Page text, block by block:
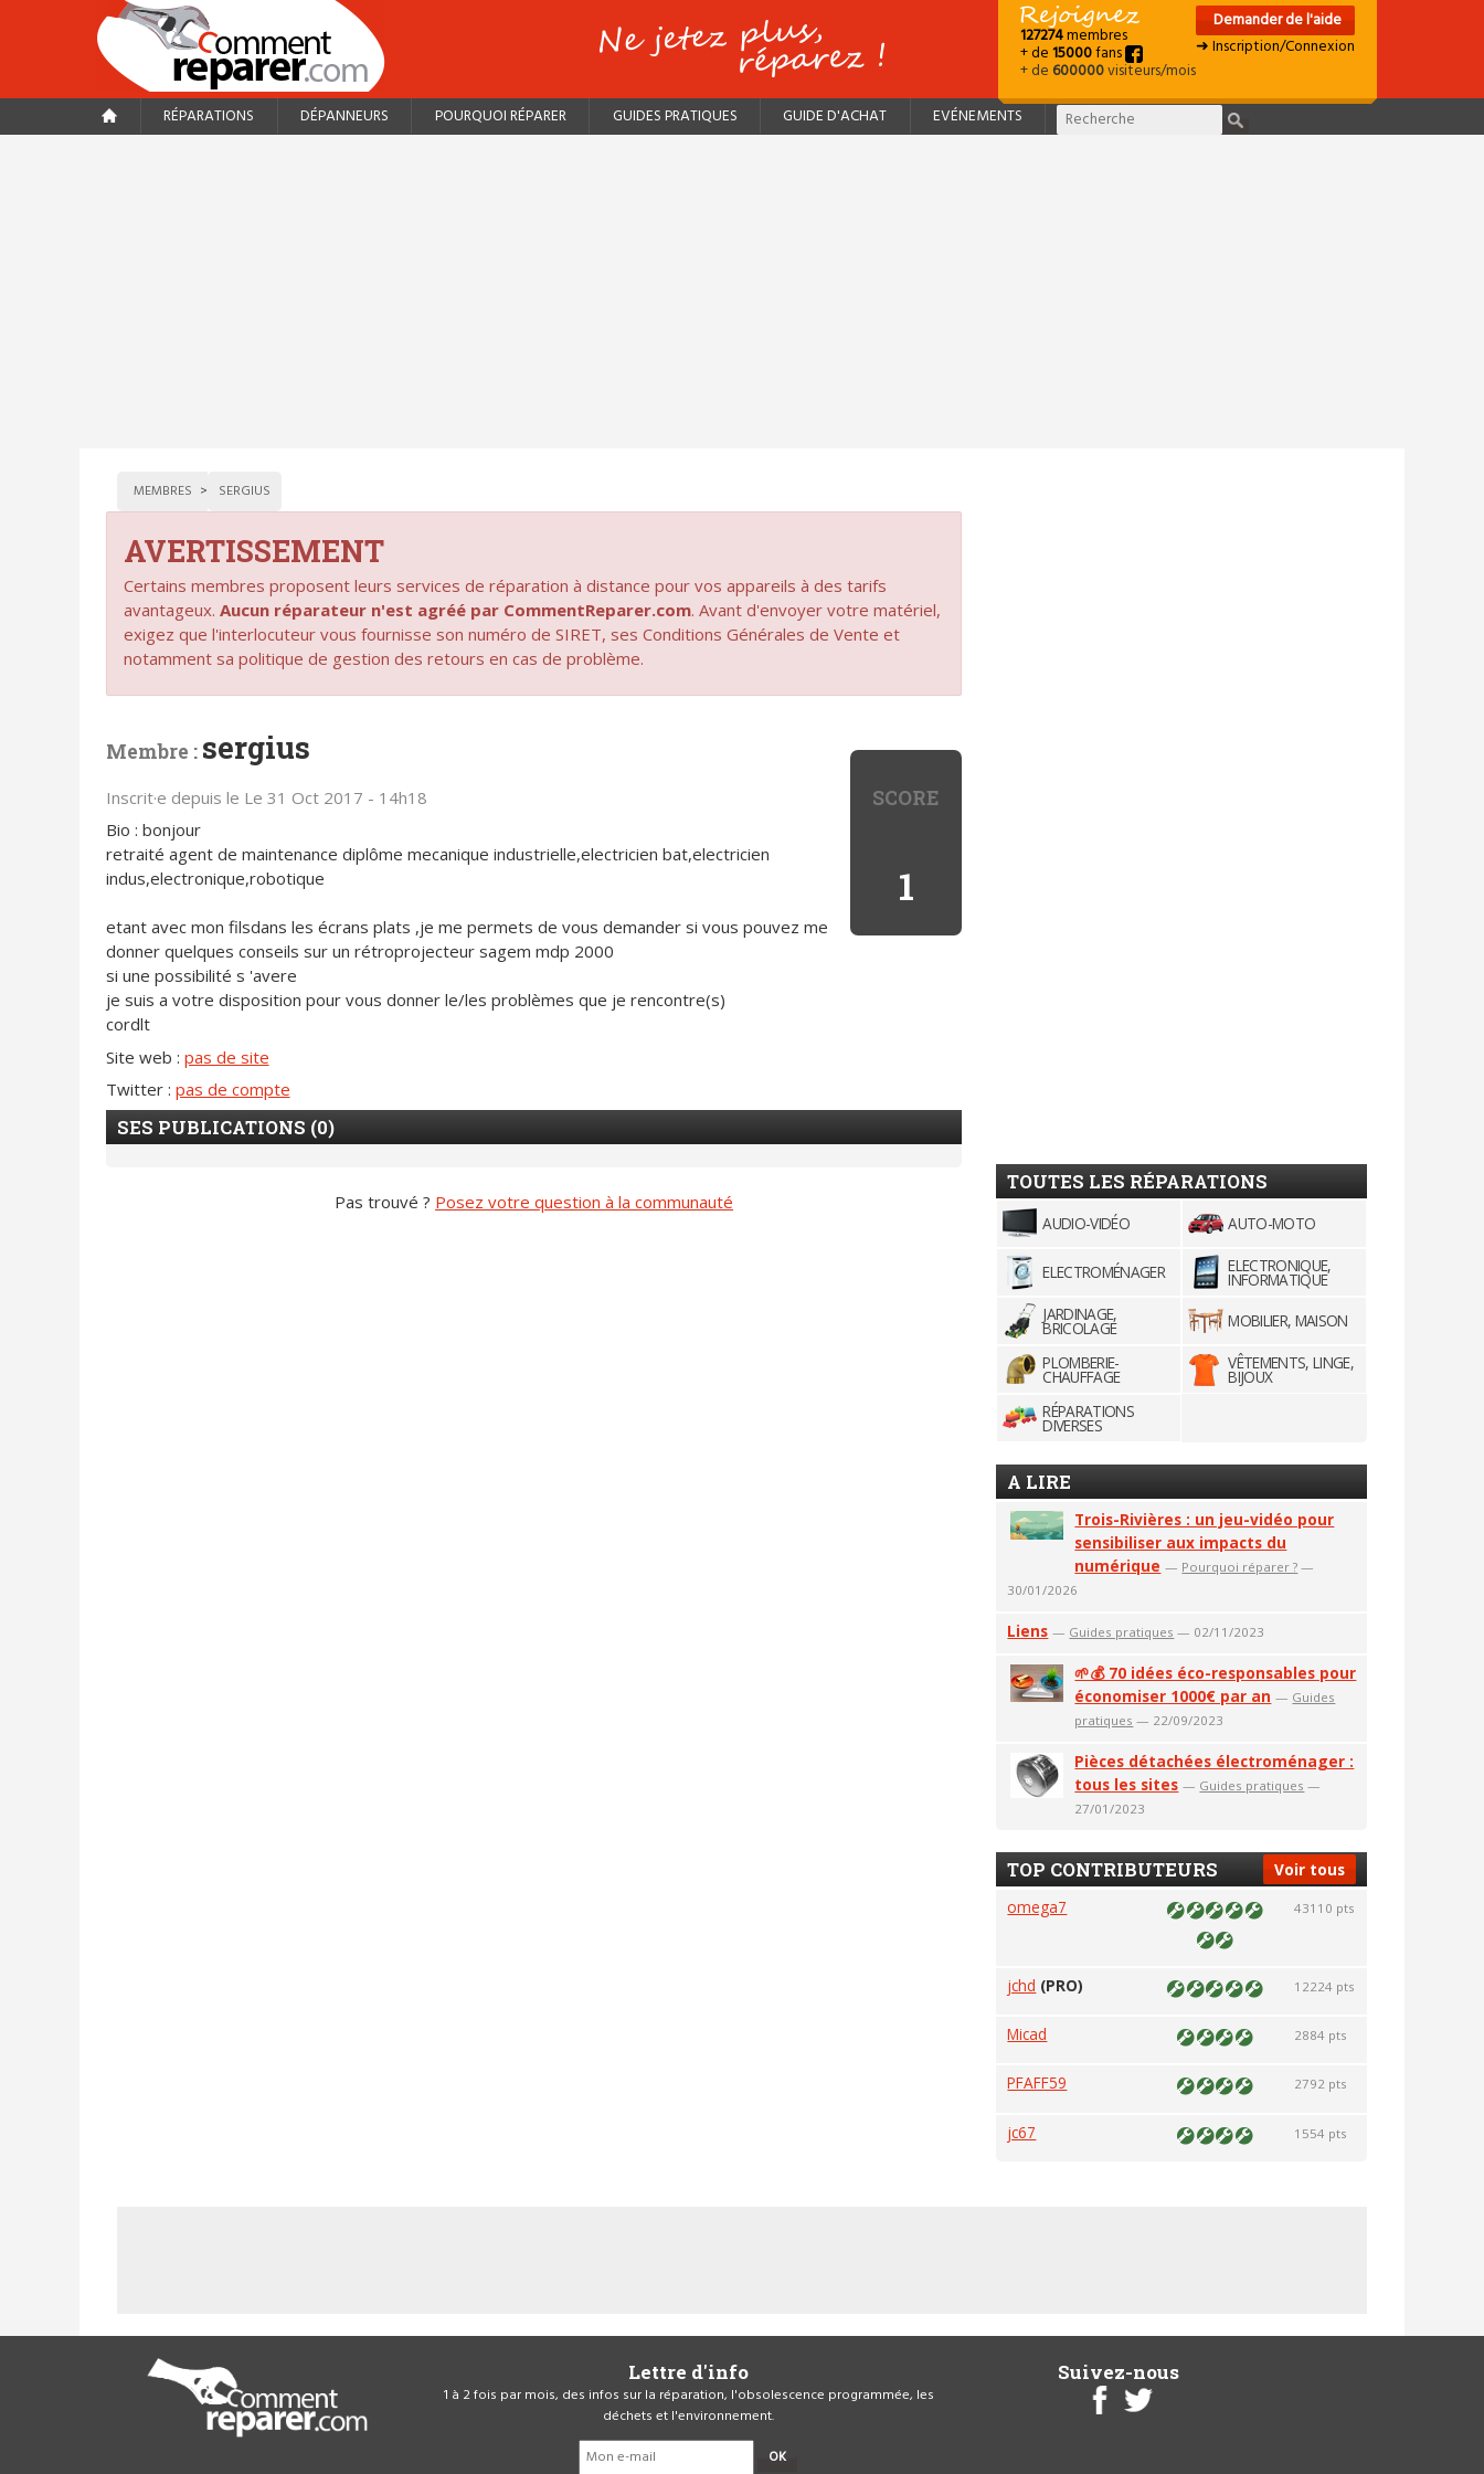
127274membres
+ de15000fans
+ de600000visiteurs/mois
Demander de l'aide
➜ Inscription/Connexion
RÉPARATIONS DÉPANNEURS POURQUOI RÉPARER GUIDES PRATIQUES GUIDE D'ACHAT EVÉNEMENTS
MEMBRES SERGIUS
AVERTISSEMENT
Certains membres proposent leurs services de réparation à distance pour vos appareils à des tarifs
avantageux. Aucun réparateur n'est agréé par CommentReparer.com. Avant d'envoyer votre matériel,
exigez que l'interlocuteur vous fournisse son numéro de SIRET, ses Conditions Générales de Vente et
notamment sa politique de gestion des retours en cas de problème.
SCORE
1
Membre : sergius
Inscrit·e depuis le Le 31 Oct 2017 - 14h18
Bio : bonjour
retraité agent de maintenance diplôme mecanique industrielle,electricien bat,electricien
indus,electronique,robotique
etant avec mon filsdans les écrans plats ,je me permets de vous demander si vous pouvez me
donner quelques conseils sur un rétroprojecteur sagem mdp 2000
si une possibilité s 'avere
je suis a votre disposition pour vous donner le/les problèmes que je rencontre(s)
cordlt
Site web : pas de site
Twitter : pas de compte
SES PUBLICATIONS (0)
Pas trouvé ? Posez votre question à la communauté
TOUTES LES RÉPARATIONS
AUDIO-VIDÉO AUTO-MOTO
ELECTROMÉNAGER ELECTRONIQUE,
INFORMATIQUE
JARDINAGE,
BRICOLAGE
MOBILIER, MAISON
PLOMBERIE-
CHAUFFAGE
VÊTEMENTS, LINGE,
BIJOUX
RÉPARATIONS
DIVERSES
A LIRE
Trois-Rivières : un jeu-vidéo pour
sensibiliser aux impacts du
numérique — Pourquoi réparer ? —
30/01/2026
Liens — Guides pratiques — 02/11/2023
🌱💰 70 idées éco-responsables pour
économiser 1000€ par an — Guides
pratiques — 22/09/2023
Pièces détachées électroménager :
tous les sites — Guides pratiques —
27/01/2023
Voir tous
TOP CONTRIBUTEURS
omega7 43110 pts
jchd (PRO) 12224 pts
Micad 2884 pts
PFAFF59 2792 pts
jc67 1554 pts
Lettre d'info
1 à 2 fois par mois, des infos sur la réparation, l'obsolescence programmée, les
déchets et l'environnement.
OK
Suivez-nous